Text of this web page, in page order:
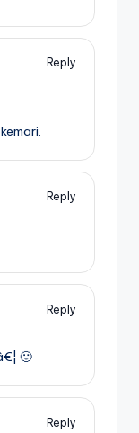
Reply
Reply
Reply
🙂
Reply